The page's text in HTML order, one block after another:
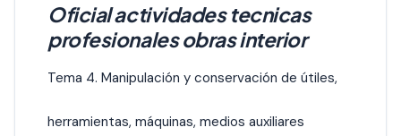
Oficial actividades tecnicas
profesionales obras interior
Tema 4. Manipulación y conservación de útiles,
herramientas, máquinas, medios auxiliares